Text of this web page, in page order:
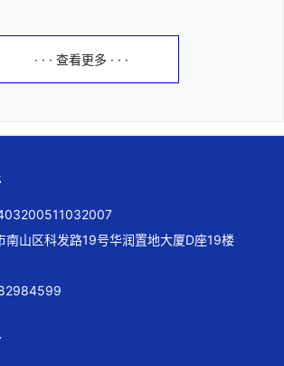
· · · 查看更多 · · ·
南山区科发路19号华润置地大厦D座19楼